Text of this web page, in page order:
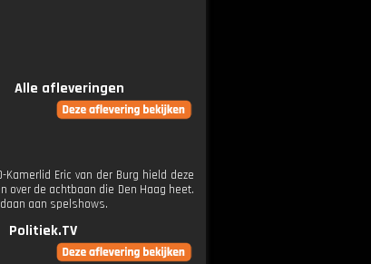
Alle afleveringen
Eric van der Burg hield deze
over de achtbaan die Den Haag heet.
aan spelshows.
Politiek.TV